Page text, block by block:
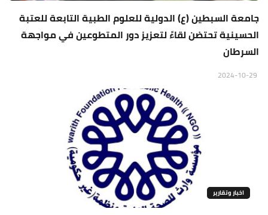
جامعة السبطين (ع) الدولية للعلوم الطبية التابعة للعتبة
الحسينية تحتضن لقاءً لتعزيز دور المتطوعين في مواجهة
السرطان
اخبار وتقارير